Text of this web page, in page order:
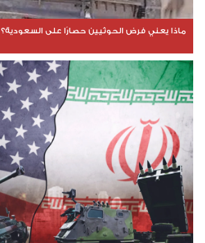
ماذا يعني فرض الحوثيين حصارًا على السعودية؟